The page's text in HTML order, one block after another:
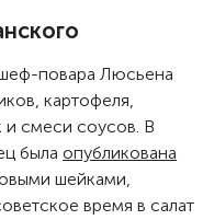
шеф-повара Люсьена
картофеля,
и смеси соусов. В
была опубликована
шейками,
время в салат